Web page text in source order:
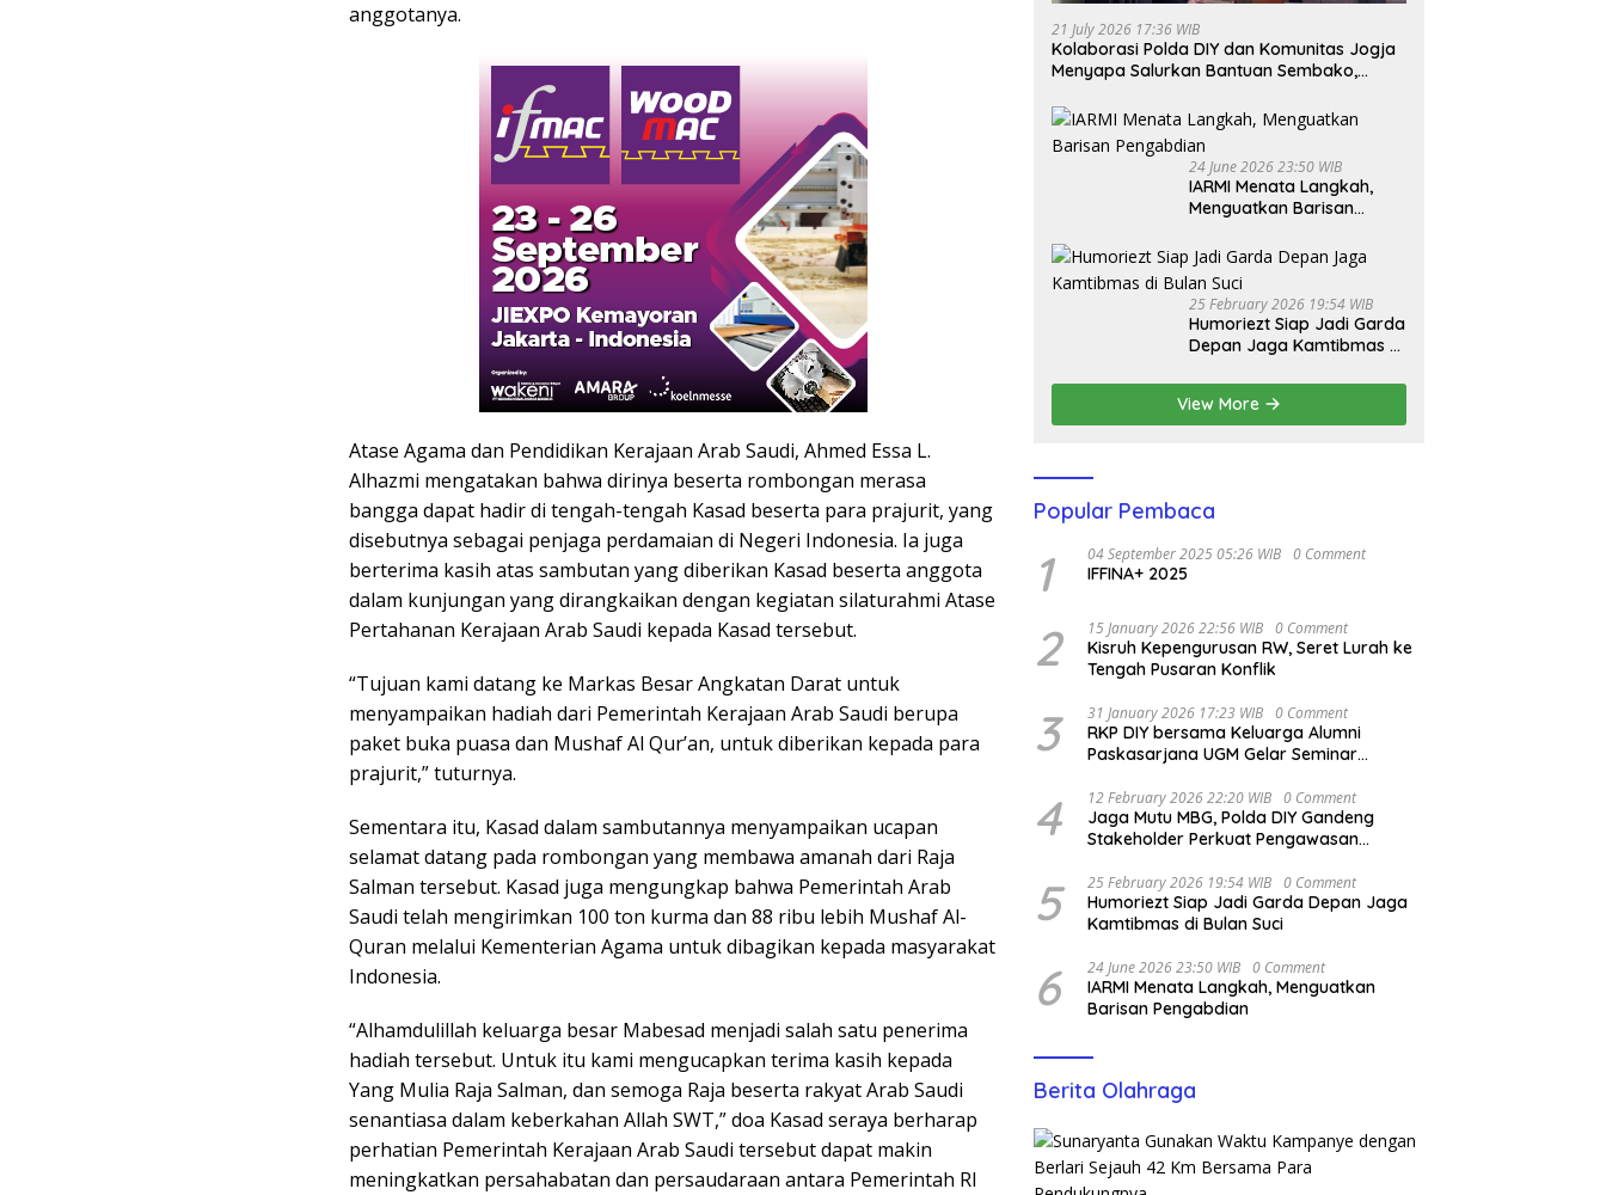
anggotanya.
Atase Agama dan Pendidikan Kerajaan Arab Saudi, Ahmed Essa L.
Alhazmi mengatakan bahwa dirinya beserta rombongan merasa
bangga dapat hadir di tengah-tengah Kasad beserta para prajurit, yang
disebutnya sebagai penjaga perdamaian di Negeri Indonesia. Ia juga
berterima kasih atas sambutan yang diberikan Kasad beserta anggota
dalam kunjungan yang dirangkaikan dengan kegiatan silaturahmi Atase
Pertahanan Kerajaan Arab Saudi kepada Kasad tersebut.
“Tujuan kami datang ke Markas Besar Angkatan Darat untuk
menyampaikan hadiah dari Pemerintah Kerajaan Arab Saudi berupa
paket buka puasa dan Mushaf Al Qur’an, untuk diberikan kepada para
prajurit,” tuturnya.
Sementara itu, Kasad dalam sambutannya menyampaikan ucapan
selamat datang pada rombongan yang membawa amanah dari Raja
Salman tersebut. Kasad juga mengungkap bahwa Pemerintah Arab
Saudi telah mengirimkan 100 ton kurma dan 88 ribu lebih Mushaf Al-
Quran melalui Kementerian Agama untuk dibagikan kepada masyarakat
Indonesia.
“Alhamdulillah keluarga besar Mabesad menjadi salah satu penerima
hadiah tersebut. Untuk itu kami mengucapkan terima kasih kepada
Yang Mulia Raja Salman, dan semoga Raja beserta rakyat Arab Saudi
senantiasa dalam keberkahan Allah SWT,” doa Kasad seraya berharap
perhatian Pemerintah Kerajaan Arab Saudi tersebut dapat makin
meningkatkan persahabatan dan persaudaraan antara Pemerintah RI
21 July 2026 17:36 WIB
Kolaborasi Polda DIY dan Komunitas Jogja
Menyapa Salurkan Bantuan Sembako,
Digital
24 June 2026 23:50 WIB
IARMI Menata Langkah,
Menguatkan Barisan
25 February 2026 19:54 WIB
Humoriezt Siap Jadi Garda
Depan Jaga Kamtibmas di
View More
Popular Pembaca
1 04 September 2025 05:26 WIB 0 Comment
IFFINA+ 2025
2 15 January 2026 22:56 WIB 0 Comment
Kisruh Kepengurusan RW, Seret Lurah ke
Tengah Pusaran Konflik
3 31 January 2026 17:23 WIB 0 Comment
RKP DIY bersama Keluarga Alumni
Paskasarjana UGM Gelar Seminar
4 12 February 2026 22:20 WIB 0 Comment
Jaga Mutu MBG, Polda DIY Gandeng
Stakeholder Perkuat Pengawasan
5 25 February 2026 19:54 WIB 0 Comment
Humoriezt Siap Jadi Garda Depan Jaga
Kamtibmas di Bulan Suci
6 24 June 2026 23:50 WIB 0 Comment
IARMI Menata Langkah, Menguatkan
Barisan Pengabdian
Berita Olahraga